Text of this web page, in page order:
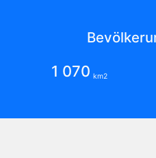
1 070 km2